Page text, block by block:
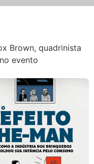
Brown, quadrinista
evento